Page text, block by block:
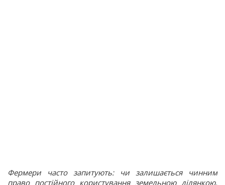
Фермери часто запитують: чи залишається чинним
право постійного користування земельною ділянкою,